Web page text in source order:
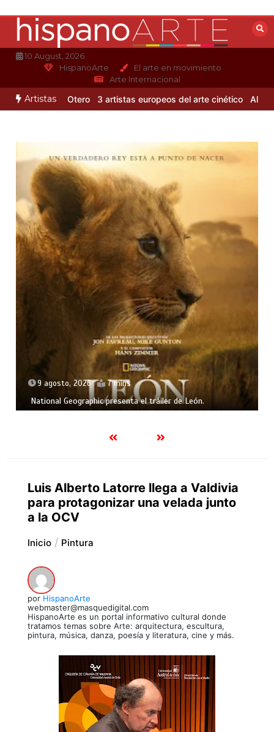
contenido
10 August, 2026
HispanoArte
El arte en movimiento
Arte Internacional
Artistas
Alejandro Otero 3 artistas europeos del arte cinético Albert
9 agosto, 2026 7 mins
National Geographic presenta el tráiler de León.
Luis Alberto Latorre llega a Valdivia
para protagonizar una velada junto
a la OCV
Inicio Pintura
por HispanoArte
webmaster@masquedigital.com
HispanoArte es un portal informativo cultural donde
tratamos temas sobre Arte: arquitectura, escultura,
pintura, música, danza, poesía y literatura, cine y más.